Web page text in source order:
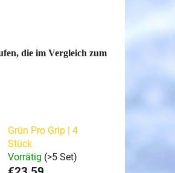
die im Vergleich zum
Grün Pro Grip | 4
Stück
Vorrätig (>5 Set)